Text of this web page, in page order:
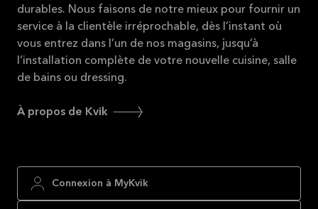
durables. Nous faisons de notre mieux pour fournir un
service à la clientèle irréprochable, dès l’instant où
vous entrez dans l’un de nos magasins, jusqu’à
l’installation complète de votre nouvelle cuisine, salle
de bains ou dressing.
À propos de Kvik
Connexion à MyKvik